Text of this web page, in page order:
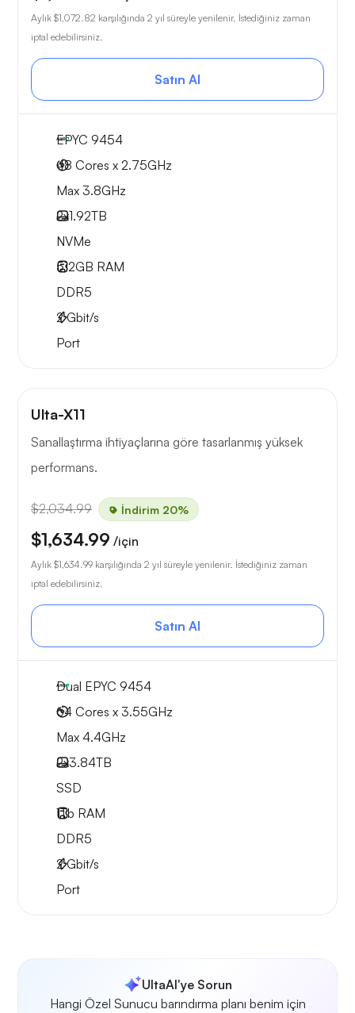
Aylık $1,072.82 karşılığında 2 yıl süreyle yenilenir. İstediğiniz zaman
iptal edebilirsiniz.
Satın Al
EPYC 9454
48 Cores x 2.75GHz
Max 3.8GHz
2x1.92TB
NVMe
512GB RAM
DDR5
2Gbit/s
Port
Ulta-X11
Sanallaştırma ihtiyaçlarına göre tasarlanmış yüksek
performans.
$2,034.99 İndirim 20%
$1,634.99 /için
Aylık $1,634.99 karşılığında 2 yıl süreyle yenilenir. İstediğiniz zaman
iptal edebilirsiniz.
Satın Al
Dual EPYC 9454
64 Cores x 3.55GHz
Max 4.4GHz
2x3.84TB
SSD
1Tb RAM
DDR5
2Gbit/s
Port
UltaAI'ye Sorun
Hangi Özel Sunucu barındırma planı benim için